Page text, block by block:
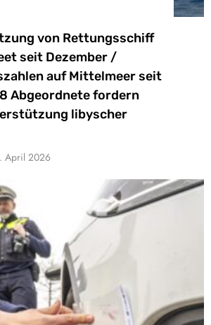
von Rettungsschiff
seit Dezember /
auf Mittelmeer seit
Abgeordnete fordern
libyscher
April 2026